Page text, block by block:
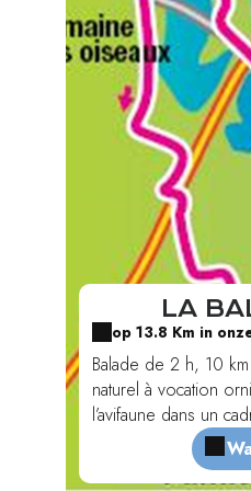
LA
op 13.8 Km in
Balade de 2 h, 10
naturel à vocation
l’avifaune dans un
d’environ 6 km ont
points